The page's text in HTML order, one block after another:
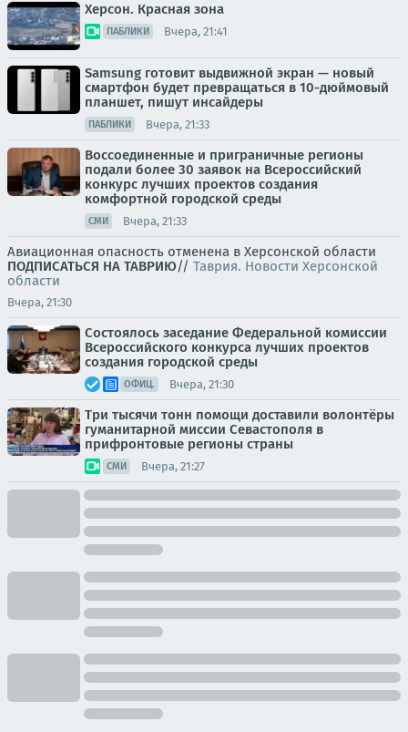
Херсон. Красная зона
ПАБЛИКИ Вчера, 21:41
Samsung готовит выдвижной экран — новый
смартфон будет превращаться в 10-дюймовый
планшет, пишут инсайдеры
ПАБЛИКИ Вчера, 21:33
Воссоединенные и приграничные регионы
подали более 30 заявок на Всероссийский
конкурс лучших проектов создания
комфортной городской среды
СМИ Вчера, 21:33
Авиационная опасность отменена в Херсонской области
ПОДПИСАТЬСЯ НА ТАВРИЮ// Таврия. Новости Херсонской
области
Вчера, 21:30
Состоялось заседание Федеральной комиссии
Всероссийского конкурса лучших проектов
создания городской среды
ОФИЦ. Вчера, 21:30
Три тысячи тонн помощи доставили волонтёры
гуманитарной миссии Севастополя в
прифронтовые регионы страны
СМИ Вчера, 21:27